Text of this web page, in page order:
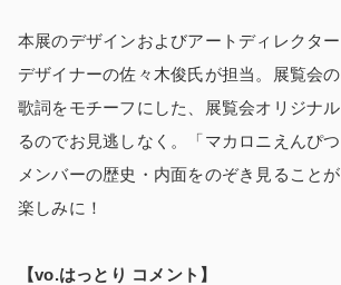
本展のデザインおよびアートディレクタ
デザイナーの佐々木俊氏が担当。展覧会
歌詞をモチーフにした、展覧会オリジナ
るのでお見逃しなく。「マカロニえんぴ
メンバーの歴史・内面をのぞき見ること
楽しみに！
【vo.はっとり コメント】